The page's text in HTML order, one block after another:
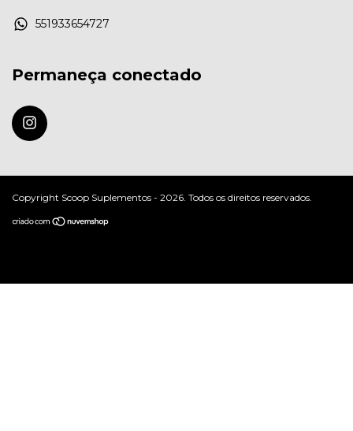
551933654727
Permaneça conectado
Copyright Scoop Suplementos - 2026. Todos os direitos reservados.